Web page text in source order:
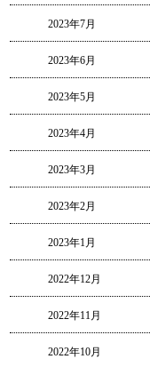
2023年7月
2023年6月
2023年5月
2023年4月
2023年3月
2023年2月
2023年1月
2022年12月
2022年11月
2022年10月